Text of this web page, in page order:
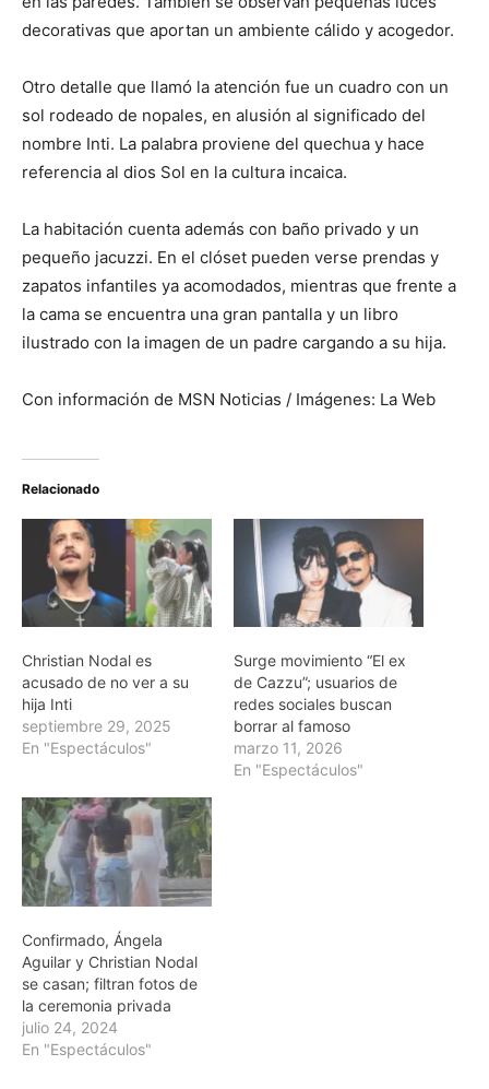
decorativas que aportan un ambiente cálido y acogedor.
Otro detalle que llamó la atención fue un cuadro con un
sol rodeado de nopales, en alusión al significado del
nombre Inti. La palabra proviene del quechua y hace
referencia al dios Sol en la cultura incaica.
La habitación cuenta además con baño privado y un
pequeño jacuzzi. En el clóset pueden verse prendas y
zapatos infantiles ya acomodados, mientras que frente a
la cama se encuentra una gran pantalla y un libro
ilustrado con la imagen de un padre cargando a su hija.
Con información de MSN Noticias / Imágenes: La Web
Relacionado
Christian Nodal es
acusado de no ver a su
hija Inti
septiembre 29, 2025
En "Espectáculos"
Surge movimiento “El ex
de Cazzu”; usuarios de
redes sociales buscan
borrar al famoso
marzo 11, 2026
En "Espectáculos"
Confirmado, Ángela
Aguilar y Christian Nodal
se casan; filtran fotos de
la ceremonia privada
julio 24, 2024
En "Espectáculos"